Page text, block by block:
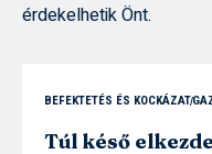
érdekelhetik Önt.
BEFEKTETÉS ÉS KOCKÁZAT
Túl késő